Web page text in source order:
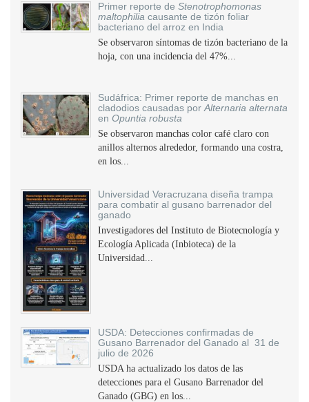
Primer reporte de Stenotrophomonas
maltophilia causante de tizón foliar
bacteriano del arroz en India
Se observaron síntomas de tizón bacteriano de la
hoja, con una incidencia del 47%...
Sudáfrica: Primer reporte de manchas en
cladodios causadas por Alternaria alternata
en Opuntia robusta
Se observaron manchas color café claro con
anillos alternos alrededor, formando una costra,
en los...
Universidad Veracruzana diseña trampa
para combatir al gusano barrenador del
ganado
Investigadores del Instituto de Biotecnología y
Ecología Aplicada (Inbioteca) de la
Universidad...
USDA: Detecciones confirmadas de
Gusano Barrenador del Ganado al 31 de
julio de 2026
USDA ha actualizado los datos de las
detecciones para el Gusano Barrenador del
Ganado (GBG) en los...